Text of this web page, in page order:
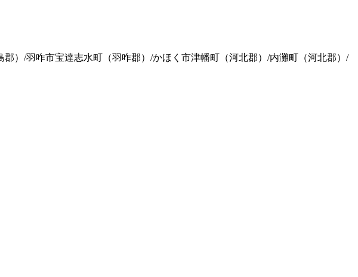
）/羽咋市宝達志水町（羽咋郡）/かほく市津幡町（河北郡）/内灘町（河北郡）/